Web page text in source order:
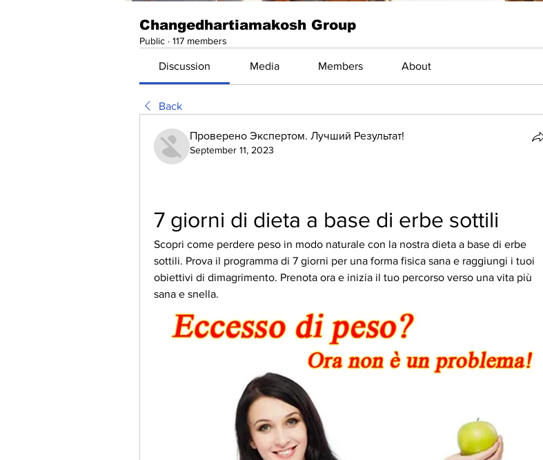
Changedhartiamakosh Group
Public · 117 members
Discussion Media Members About
Back
Проверено Экспертом. Лучший Результат!
September 11, 2023
7 giorni di dieta a base di erbe sottili
Scopri come perdere peso in modo naturale con la nostra dieta a base di erbe
sottili. Prova il programma di 7 giorni per una forma fisica sana e raggiungi i tuoi
obiettivi di dimagrimento. Prenota ora e inizia il tuo percorso verso una vita più
sana e snella.